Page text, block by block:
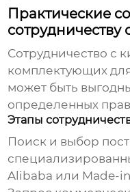
Практические
Сотрудничество с
комплектующих
может быть
определенных
Этапы
Поиск и выбор
Alibaba или Made-